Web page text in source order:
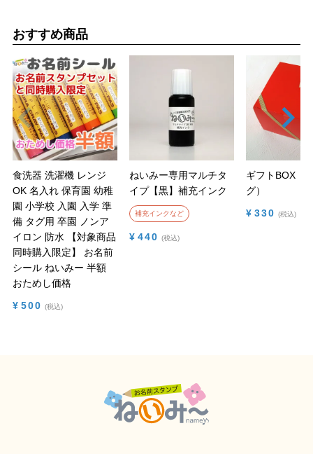
おすすめ商品
食洗器 洗濯機 レンジ
OK 名入れ 保育園 幼稚
園 小学校 入園 入学 準
備 タグ用 卒園 ノンア
イロン 防水
【対象商品
同時購入限定】 お名前
シール ねいみー 半額
おためし価格
¥ 500 税込
ねいみー専用マルチタ
イプ【黒】補充インク
補充インクなど
¥ 440 税込
ギフトBOX（
グ）
¥ 330 税込